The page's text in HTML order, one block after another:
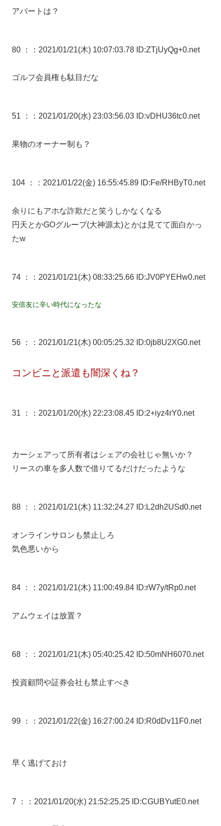
アパートは？
80 ： ：2021/01/21(木) 10:07:03.78 ID:ZTjUyQg+0.net
ゴルフ会員権も駄目だな
51 ： ：2021/01/20(水) 23:03:56.03 ID:vDHU36tc0.net
果物のオーナー制も？
104 ： ：2021/01/22(金) 16:55:45.89 ID:Fe/RHByT0.net
余りにもアホな詐欺だと笑うしかなくなる
円天とかGOグループ(大神源太)とかは見てて面白かっ
たw
74 ： ：2021/01/21(木) 08:33:25.66 ID:JV0PYEHw0.net
安倍友に辛い時代になったな
56 ： ：2021/01/21(木) 00:05:25.32 ID:0jb8U2XG0.net
コンビニと派遣も闇深くね？
31 ： ：2021/01/20(水) 22:23:08.45 ID:2+iyz4rY0.net
カーシェアって所有者はシェアの会社じゃ無いか？
リースの車を多人数で借りてるだけだったような
88 ： ：2021/01/21(木) 11:32:24.27 ID:L2dh2USd0.net
オンラインサロンも禁止しろ
気色悪いから
84 ： ：2021/01/21(木) 11:00:49.84 ID:rW7y/tRp0.net
アムウェイは放置？
68 ： ：2021/01/21(木) 05:40:25.42 ID:50mNH6070.net
投資顧問や証券会社も禁止すべき
99 ： ：2021/01/22(金) 16:27:00.24 ID:R0dDv11F0.net
早く逃げておけ
7 ： ：2021/01/20(水) 21:52:25.25 ID:CGUBYutE0.net